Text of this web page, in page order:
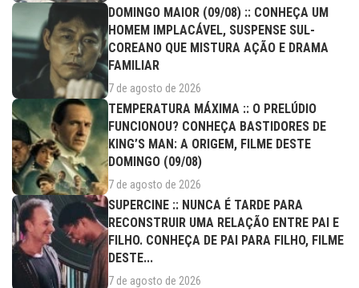
DOMINGO MAIOR (09/08) :: CONHEÇA UM
HOMEM IMPLACÁVEL, SUSPENSE SUL-
COREANO QUE MISTURA AÇÃO E DRAMA
FAMILIAR
7 de agosto de 2026
TEMPERATURA MÁXIMA :: O PRELÚDIO
FUNCIONOU? CONHEÇA BASTIDORES DE
KING’S MAN: A ORIGEM, FILME DESTE
DOMINGO (09/08)
7 de agosto de 2026
SUPERCINE :: NUNCA É TARDE PARA
RECONSTRUIR UMA RELAÇÃO ENTRE PAI E
FILHO. CONHEÇA DE PAI PARA FILHO, FILME
DESTE...
7 de agosto de 2026